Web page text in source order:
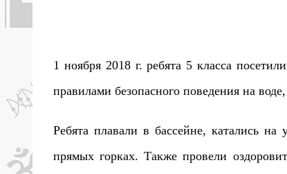
1 ноября 2018 г. ребята 5 класса
правилами безопасного поведения на
Ребята плавали в бассейне, катались
прямых горках. Также провели